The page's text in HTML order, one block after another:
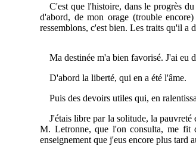
C'est que l'histoire, dans le progrès
d'abord, de mon orage (trouble
ressemblons, c'est bien. Les traits qu'il a
Ma destinée m'a bien favorisé. J'ai eu
D'abord la liberté, qui en a été l'âme.
Puis des devoirs utiles qui, en
J'étais libre par la solitude, la
M. Letronne, que l'on consulta, me fit
enseignement que j'eus encore plus